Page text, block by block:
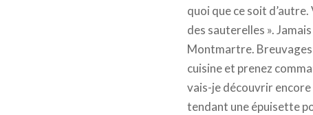
quoi que ce soit
des sauterelles ».
Montmartre. Breuvages
cuisine et prenez
vais-je découvrir encore
tendant une épuisette